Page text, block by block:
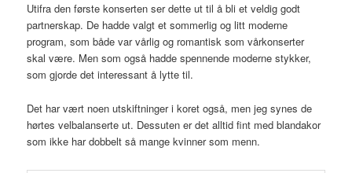
Utifra den første konserten ser dette ut til å bli et veldig godt
partnerskap. De hadde valgt et sommerlig og litt moderne
program, som både var vårlig og romantisk som vårkonserter
skal være. Men som også hadde spennende moderne stykker,
som gjorde det interessant å lytte til.
Det har vært noen utskiftninger i koret også, men jeg synes de
hørtes velbalanserte ut. Dessuten er det alltid fint med blandakor
som ikke har dobbelt så mange kvinner som menn.